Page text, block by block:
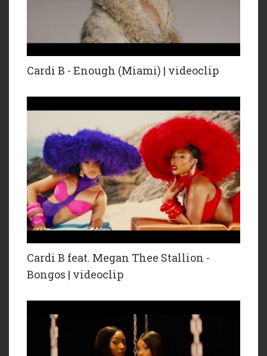
Cardi B - Enough (Miami) | videoclip
Cardi B feat. Megan Thee Stallion -
Bongos | videoclip